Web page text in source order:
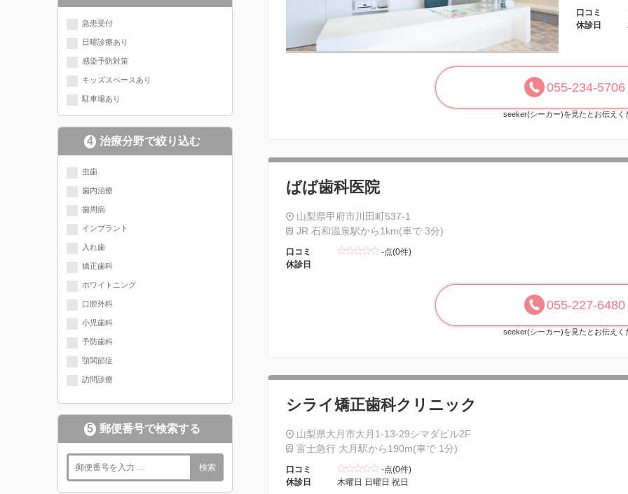
急患受付
日曜診療あり
感染予防対策
キッズスペースあり
駐車場あり
4 治療分野で絞り込む
現在選択されている分野にチェッ
クが入っています
虫歯
歯内治療
歯周病
インプラント
入れ歯
矯正歯科
ホワイトニング
口腔外科
小児歯科
予防歯科
顎関節症
訪問診療
5 郵便番号で検索する
検索
口コミ
休診日
055-234-5706
seeker(シーカー)を見たとお伝えく
ばば歯科医院
山梨県甲府市川田町537-1
JR 石和温泉駅から1km(車で 3分)
口コミ
-点(0件)
休診日
055-227-6480
seeker(シーカー)を見たとお伝えく
シライ矯正歯科クリニック
山梨県大月市大月1-13-29シマダビル2F
富士急行 大月駅から190m(車で 1分)
口コミ
-点(0件)
休診日
木曜日 日曜日 祝日